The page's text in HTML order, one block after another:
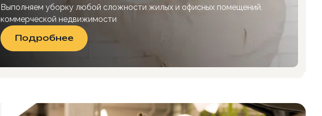
Выполняем уборку любой сложности жилых и офисных помещений,
коммерческой недвижимости
Подробнее